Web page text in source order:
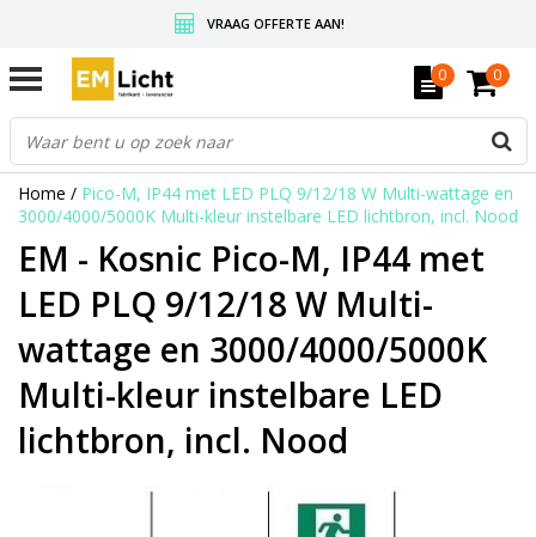
VRAAG OFFERTE AAN!
GRATIS VERZENDING BOVEN DE € 350,-
WEDERVERKOPERS KRIJGEN ALTIJD KORTING, INFORMEER!
0 0
Home / Pico-M, IP44 met LED PLQ 9/12/18 W Multi-wattage en
3000/4000/5000K Multi-kleur instelbare LED lichtbron, incl. Nood
EM - Kosnic Pico-M, IP44 met
LED PLQ 9/12/18 W Multi-
wattage en 3000/4000/5000K
Multi-kleur instelbare LED
lichtbron, incl. Nood